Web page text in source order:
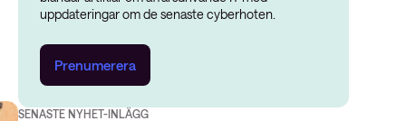
uppdateringar om de senaste cyberhoten.
Prenumerera
SENASTE NYHET-INLÄGG